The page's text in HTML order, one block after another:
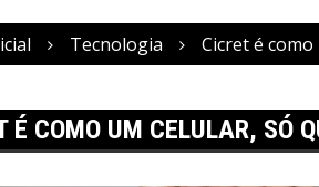
Tecnologia Cicret é
É COMO UM CELULAR, SÓ